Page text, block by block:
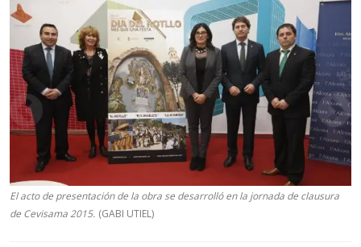
El acto de presentación de la obra se desarrolló en la jornada de clausura
de Cevisama 2015. (GABI UTIEL)